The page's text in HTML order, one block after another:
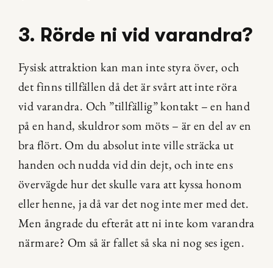
3. Rörde ni vid varandra?
Fysisk attraktion kan man inte styra över, och
det finns tillfällen då det är svårt att inte röra
vid varandra. Och ”tillfällig” kontakt – en hand
på en hand, skuldror som möts – är en del av en
bra flört. Om du absolut inte ville sträcka ut
handen och nudda vid din dejt, och inte ens
övervägde hur det skulle vara att kyssa honom
eller henne, ja då var det nog inte mer med det.
Men ångrade du efteråt att ni inte kom varandra
närmare? Om så är fallet så ska ni nog ses igen.